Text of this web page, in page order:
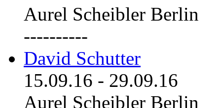
Aurel Scheibler Berlin
----------
David Schutter
15.09.16 - 29.09.16
Aurel Scheibler Berlin